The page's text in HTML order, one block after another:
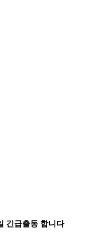
긴급출동 합니다